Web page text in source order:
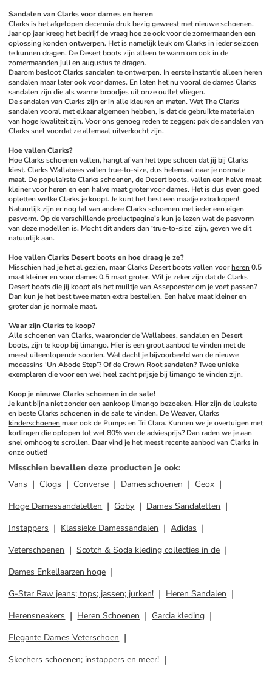
Sandalen van Clarks voor dames en heren
Clarks is het afgelopen decennia druk bezig geweest met nieuwe schoenen.
Jaar op jaar kreeg het bedrijf de vraag hoe ze ook voor de zomermaanden een
oplossing konden ontwerpen. Het is namelijk leuk om Clarks in ieder seizoen
te kunnen dragen. De Desert boots zijn alleen te warm om ook in de
zomermaanden juli en augustus te dragen.
Daarom besloot Clarks sandalen te ontwerpen. In eerste instantie alleen heren
sandalen maar later ook voor dames. En laten het nu vooral de dames Clarks
sandalen zijn die als warme broodjes uit onze outlet vliegen.
De sandalen van Clarks zijn er in alle kleuren en maten. Wat The Clarks
sandalen vooral met elkaar algemeen hebben, is dat de gebruikte materialen
van hoge kwaliteit zijn. Voor ons genoeg reden te zeggen: pak de sandalen van
Clarks snel voordat ze allemaal uitverkocht zijn.
Hoe vallen Clarks?
Hoe Clarks schoenen vallen, hangt af van het type schoen dat jij bij Clarks
kiest. Clarks Wallabees vallen true-to-size, dus helemaal naar je normale
maat. De populairste Clarks schoenen, de Desert boots, vallen een halve maat
kleiner voor heren en een halve maat groter voor dames. Het is dus even goed
opletten welke Clarks je koopt. Je kunt het best een maatje extra kopen!
Natuurlijk zijn er nog tal van andere Clarks schoenen met ieder een eigen
pasvorm. Op de verschillende productpagina’s kun je lezen wat de pasvorm
van deze modellen is. Mocht dit anders dan ‘true-to-size’ zijn, geven we dit
natuurlijk aan.
Hoe vallen Clarks Desert boots en hoe draag je ze?
Misschien had je het al gezien, maar Clarks Desert boots vallen voor heren 0.5
maat kleiner en voor dames 0.5 maat groter. Wil je zeker zijn dat de Clarks
Desert boots die jij koopt als het muiltje van Assepoester om je voet passen?
Dan kun je het best twee maten extra bestellen. Een halve maat kleiner en
groter dan je normale maat.
Waar zijn Clarks te koop?
Alle schoenen van Clarks, waaronder de Wallabees, sandalen en Desert
boots, zijn te koop bij limango. Hier is een groot aanbod te vinden met de
mocassins ‘Un Abode Step’? Of de Crown Root sandalen? Twee unieke
exemplaren die voor een wel heel zacht prijsje bij limango te vinden zijn.
Koop je nieuwe Clarks schoenen in de sale!
Je kunt bijna niet zonder een aankoop limango bezoeken. Hier zijn de leukste
kinderschoenen maar ook de Pumps en Tri Clara. Kunnen we je overtuigen met
kortingen die oplopen tot wel 80% van de adviesprijs? Dan raden we je aan
snel omhoog te scrollen. Daar vind je het meest recente aanbod van Clarks in
onze outlet!
Misschien bevallen deze producten je ook:
Vans
Clogs Converse Damesschoenen
Geox
Hoge Damessandaletten
Goby
Dames Sandaletten
Instappers
Klassieke Damessandalen
Adidas
Veterschoenen
Scotch & Soda kleding collecties in de
Dames Enkellaarzen hoge
G-Star Raw jeans; tops; jassen; jurken!
Heren Sandalen
Herensneakers
Heren Schoenen
Garcia kleding
Elegante Dames Veterschoen
Skechers schoenen; instappers en meer!